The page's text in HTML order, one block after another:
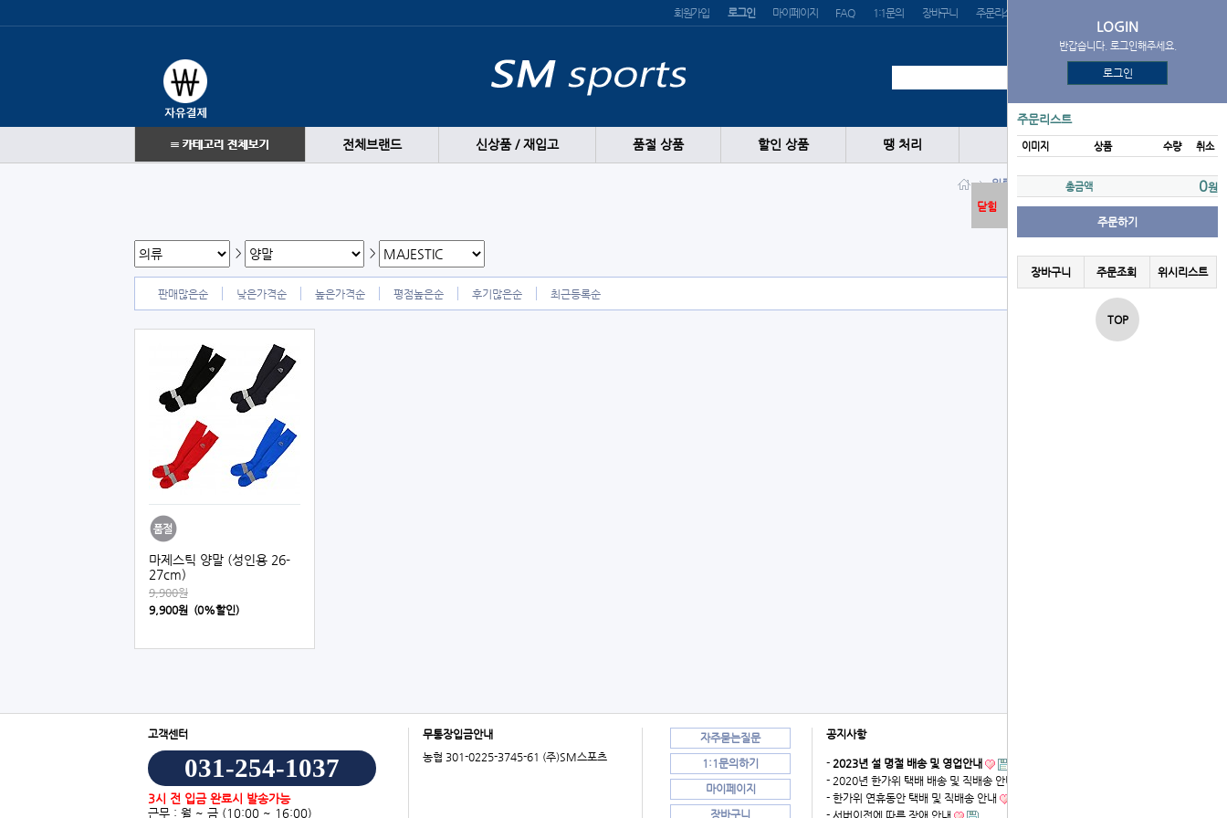
회원가입 로그인 마이페이지 FAQ 1:1문의 장바구니 주문리스트
전체브랜드 신상품 / 재입고 품절 상품 할인 상품 땡 처리
의류 MAJESTIC
LOGIN
반갑습니다. 로그인해주세요.
로그인
주문리스트
이미지 상품 수량 취소
총금액 0원
주문하기
장바구니 주문조회 위시리스트
TOP
닫힘
> >
판매많은순 낮은가격순 높은가격순 평점높은순 후기많은순 최근등록순
마제스틱 양말 (성인용 26-
27cm)
9,900원
9,900원 (0%할인)
고객센터
031-254-1037
3시 전 입금 완료시 발송가능
근무 : 월 ~ 금 (10:00 ~ 16:00)
무통장입금안내
농협 301-0225-3745-61 (주)SM스포츠
자주묻는질문
1:1문의하기
마이페이지
장바구니
공지사항
- 2023년 설 명절 배송 및 영업안내
- 2020년 한가위 택배 배송 및 직배송 안내
- 한가위 연휴동안 택배 및 직배송 안내
- 서버이전에 따른 장애 안내